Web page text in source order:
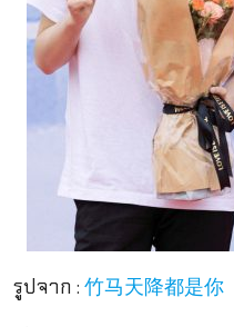
รูปจาก : 竹马天降都是你